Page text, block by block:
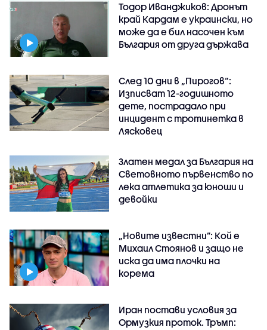
Тодор Иванджиков: Дронът
край Кардам е украински, но
може да е бил насочен към
България от друга държава
След 10 дни в „Пирогов“:
Изписват 12-годишното
дете, пострадало при
инцидент с тротинетка в
Лясковец
Златен медал за България на
Световното първенство по
лека атлетика за юноши и
девойки
„Новите известни”: Кой е
Михаил Стоянов и защо не
иска да има плочки на
корема
Иран постави условия за
Ормузкия проток. Тръмп: